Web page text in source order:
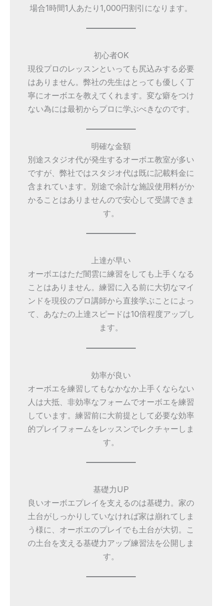
場合1時間1人あたり1,000円割引になります。
初心者OK
現役プロのレッスンといっても尻込みする必要
はありません。弊社の先生はとっても優しく丁
寧にオーボエを教えてくれます。変な癖をつけ
ない為には最初からプロに学ぶべきなのです。
明確な金額
別途スタジオ代が発生するオーボエ教室が多い
ですが、弊社ではスタジオ代は既に記載料金に
含まれています。別途で余計な施設使用料がか
かることはありませんので安心して受講できま
す。
上達が早い
オーボエはただ闇雲に練習をしても上手くなる
ことはありません。練習に入る前に大切なマイ
ンドを現役のプロ講師から直接学ぶことによっ
て、あなたの上達スピードは10倍程度アップし
ます。
効率が良い
オーボエを練習してもなかなか上手くならない
人は大抵、非効率なフォームでオーボエを練習
しています。練習前に大前提として必要な効率
的プレイフォームをレッスンでレクチャーしま
す。
基礎力UP
良いオーボエプレイを支えるのは基礎力。家の
土台がしっかりしていなければ家は崩れてしま
う様に、オーボエのプレイでも土台が大切。こ
の土台を支える基礎力アップ練習法を公開しま
す。